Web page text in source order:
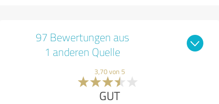
97 Bewertungen aus
1 anderen Quelle
3,70 von 5
GUT